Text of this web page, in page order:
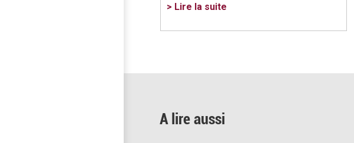
> Lire la suite
A lire aussi